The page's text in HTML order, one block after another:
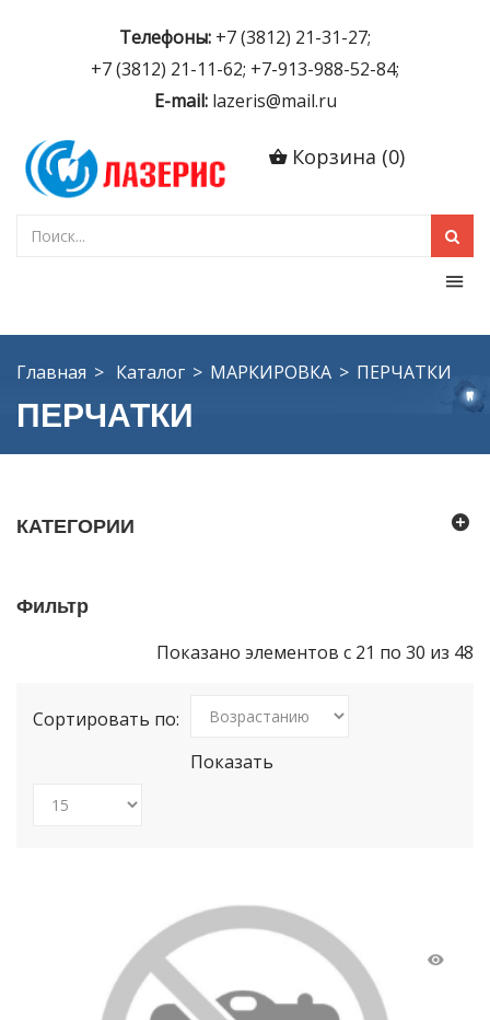
Телефоны: +7 (3812) 21-31-27;
+7 (3812) 21-11-62; +7-913-988-52-84;
E-mail:lazeris@mail.ru
Корзина (0)
Главная Каталог МАРКИРОВКА ПЕРЧАТКИ
ПЕРЧАТКИ
КАТЕГОРИИ
Фильтр
Показано элементов с 21 по 30 из 48
Сортировать по:
Показать